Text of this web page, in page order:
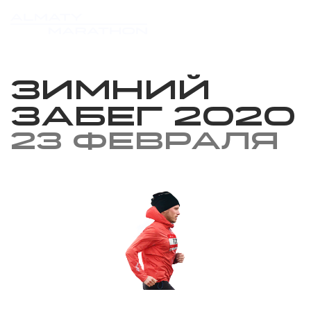
Зимний
забег 2020
23 февраля